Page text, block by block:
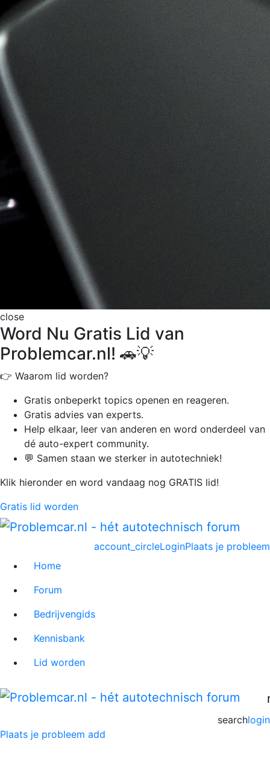
close
Word Nu Gratis Lid van
Problemcar.nl! 🚗💡
👉 Waarom lid worden?
Gratis onbeperkt topics openen en reageren.
Gratis advies van experts.
Help elkaar, leer van anderen en word onderdeel van
dé auto-expert community.
💬 Samen staan we sterker in autotechniek!
Klik hieronder en word vandaag nog GRATIS lid!
Gratis lid worden
Plaats je probleem
account_circleLogin
Home
Forum
Bedrijvengids
Kennisbank
Lid worden
login
search
Plaats je probleem add